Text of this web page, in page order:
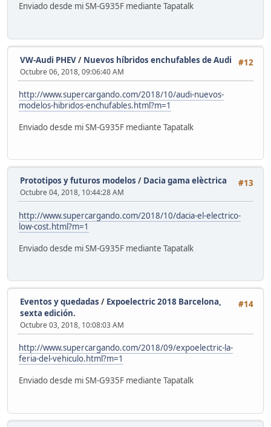
Enviado desde mi SM-G935F mediante Tapatalk
#12
VW-Audi PHEV/ Nuevos híbridos enchufables de Audi
Octubre 06, 2018, 09:06:40 AM
http://www.supercargando.com/2018/10/audi-nuevos-
modelos-hibridos-enchufables.html?m=1
Enviado desde mi SM-G935F mediante Tapatalk
#13
Prototipos y futuros modelos / Dacia gama elèctrica
Octubre 04, 2018, 10:44:28 AM
http://www.supercargando.com/2018/10/dacia-el-electrico-
low-cost.html?m=1
Enviado desde mi SM-G935F mediante Tapatalk
#14
Eventos y quedadas / Expoelectric 2018 Barcelona,
sexta edición.
Octubre 03, 2018, 10:08:03 AM
http://www.supercargando.com/2018/09/expoelectric-la-
feria-del-vehiculo.html?m=1
Enviado desde mi SM-G935F mediante Tapatalk